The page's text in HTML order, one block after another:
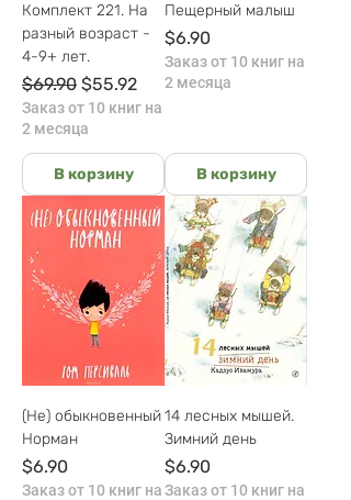
Комплект 221. На
разный возраст -
4-9+ лет.
Обычная цена
$69.90 Цена со скидкой
$55.92
Заказ от 10 книг на
2 месяца
В корзину
Пещерный малыш
Цена
$6.90
Заказ от 10 книг на
2 месяца
В корзину
(Не) обыкновенный
Норман
Цена
$6.90
Заказ от 10 книг на
14 лесных мышей.
Зимний день
Цена
$6.90
Заказ от 10 книг на